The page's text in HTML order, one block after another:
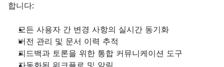
합니다:
모든 사용자 간 변경 사항의 실시간 동기화
버전 관리 및 문서 이력 추적
피드백과 토론을 위한 통합 커뮤니케이션 도구